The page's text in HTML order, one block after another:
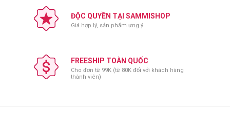
ĐỘC QUYỀN TẠI SAMMISHOP
Giá hợp lý, sản phẩm ưng ý
FREESHIP TOÀN QUỐC
Cho đơn từ 99K (từ 80K đối với khách hàng
thành viên)